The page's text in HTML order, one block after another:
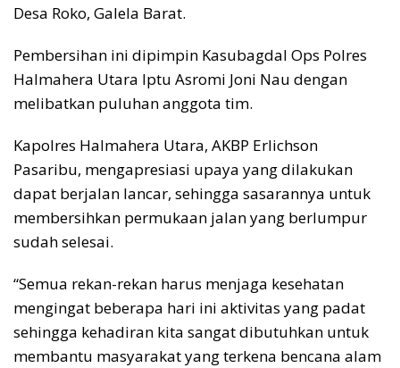
Desa Roko, Galela Barat.
Pembersihan ini dipimpin Kasubagdal Ops Polres
Halmahera Utara Iptu Asromi Joni Nau dengan
melibatkan puluhan anggota tim.
Kapolres Halmahera Utara, AKBP Erlichson
Pasaribu, mengapresiasi upaya yang dilakukan
dapat berjalan lancar, sehingga sasarannya untuk
membersihkan permukaan jalan yang berlumpur
sudah selesai.
“Semua rekan-rekan harus menjaga kesehatan
mengingat beberapa hari ini aktivitas yang padat
sehingga kehadiran kita sangat dibutuhkan untuk
membantu masyarakat yang terkena bencana alam